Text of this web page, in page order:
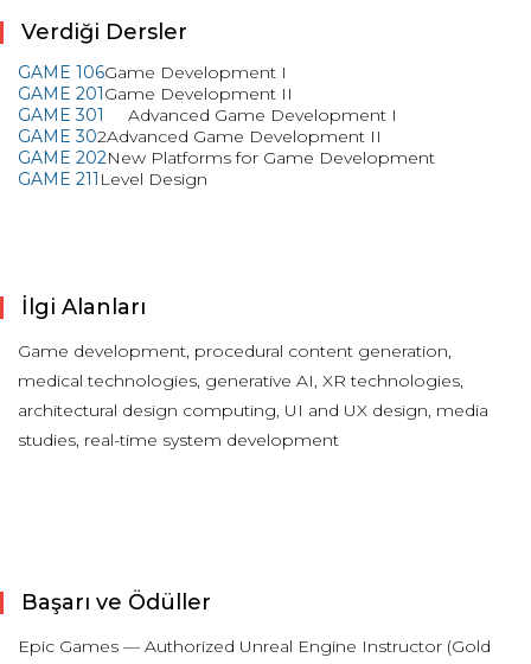
Verdiği Dersler
GAME 106Game Development I
GAME 201Game Development II
GAME 301
Advanced Game Development I
GAME 302Advanced Game Development II
GAME 202New Platforms for Game Development
GAME 211 Level Design
İlgi Alanları
Game development, procedural content generation,
medical technologies, generative AI, XR technologies,
architectural design computing, UI and UX design, media
studies, real-time system development
Başarı ve Ödüller
Epic Games — Authorized Unreal Engine Instructor (Gold